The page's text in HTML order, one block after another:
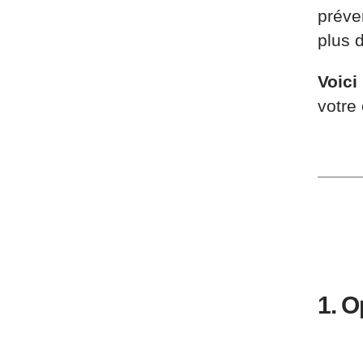
plus
Voici
votre
1.